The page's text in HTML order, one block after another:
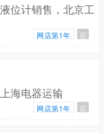
位计销售，北京工
网店第1年 百
海电器运输
网店第1年 百